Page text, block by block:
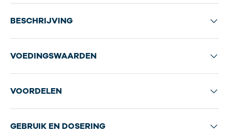
BESCHRIJVING
VOEDINGSWAARDEN
VOORDELEN
GEBRUIK EN DOSERING